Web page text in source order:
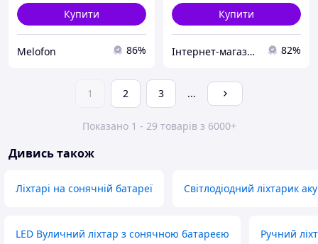
Купити
Melofon 86%
Купити
Інтернет-магазин Already Better 82%
1 2 3 ...
Показано 1 - 29 товарів з 6000+
Дивись також
Ліхтарі на сонячній батареї Світлодіодний ліхтарик
LED Вуличний ліхтар з сонячною батареєю Ручний